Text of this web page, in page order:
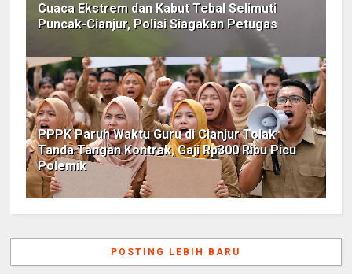
Cuaca Ekstrem dan Kabut Tebal Selimuti
Puncak-Cianjur, Polisi Siagakan Petugas
PPPK Paruh Waktu Guru di Cianjur Tolak
Tanda Tangan Kontrak, Gaji Rp300 Ribu Picu
Polemik
POSTING LEBIH BARU